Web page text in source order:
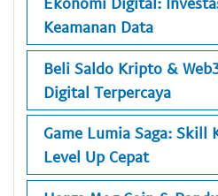
Keamanan Data
Beli Saldo Kripto &
Digital Terpercaya
Game Lumia Saga: Skill
Level Up Cepat